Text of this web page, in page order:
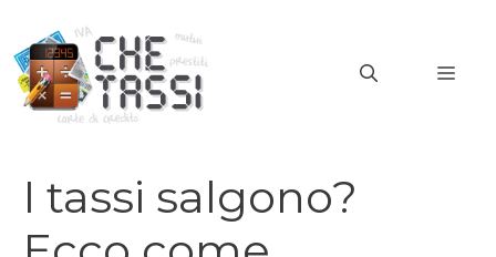
contenuto
I tassi salgono?